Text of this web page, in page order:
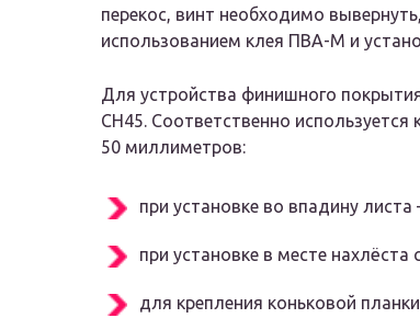
перекос, винт необходимо
использованием клея ПВА-М и
Для устройства финишного
СН45. Соответственно
50 миллиметров:
при установке во впадину
при установке в месте
для крепления коньковой